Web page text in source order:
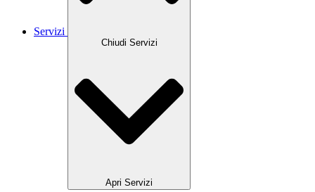
Servizi
Chiudi Servizi
Apri Servizi